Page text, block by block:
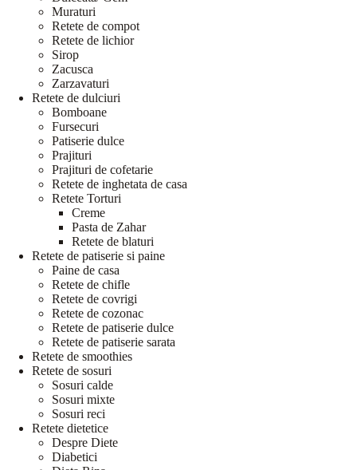
Muraturi
Retete de compot
Retete de lichior
Sirop
Zacusca
Zarzavaturi
Retete de dulciuri
Bomboane
Fursecuri
Patiserie dulce
Prajituri
Prajituri de cofetarie
Retete de inghetata de casa
Retete Torturi
Creme
Pasta de Zahar
Retete de blaturi
Retete de patiserie si paine
Paine de casa
Retete de chifle
Retete de covrigi
Retete de cozonac
Retete de patiserie dulce
Retete de patiserie sarata
Retete de smoothies
Retete de sosuri
Sosuri calde
Sosuri mixte
Sosuri reci
Retete dietetice
Despre Diete
Diabetici